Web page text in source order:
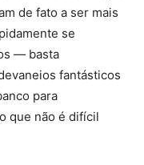
de fato a ser mais
se
— basta
fantásticos
para
que não é difícil